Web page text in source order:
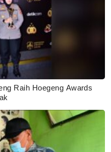
Raih Hoegeng Awards